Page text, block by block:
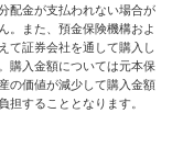
配金が支払われない場合が
。また、預金保険機構およ
て証券会社を通して購入し
購入金額については元本保
の価値が減少して購入金額
担することとなります。